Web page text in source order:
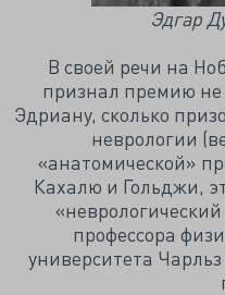
Эдгар
В своей речи на
признал премию не
Эдриану, сколько
неврологии
«анатомической»
Кахалю и Гольджи,
профессора
университета